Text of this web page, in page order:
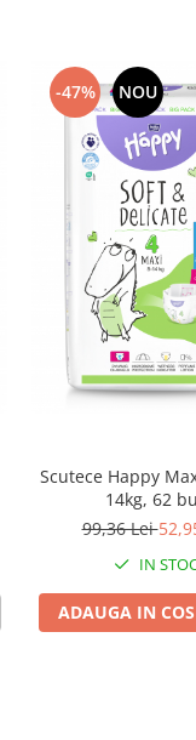
-47% NOU
Scutece Happy
14kg, 62
99,36 Lei
IN
ADAUGA IN COS